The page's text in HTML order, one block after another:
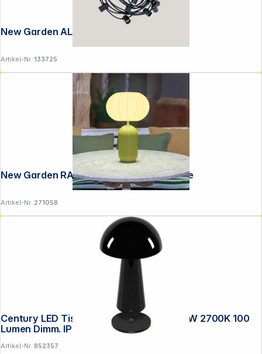
New Garden ALLEGRA 220V GARLAND
Artikel-Nr.:133725
New Garden RACHEL 45 olive Tischlampe
Artikel-Nr.:271058
Century LED Tischlampe COCO schw 1,5W 2700K 100
Lumen Dimm. IP44
Artikel-Nr.:852357